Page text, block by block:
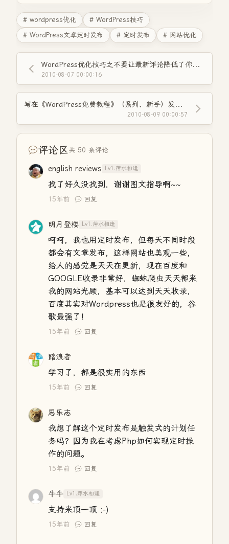
# wordpress优化
# WordPress技巧
# WordPress文章定时发布
# 定时发布 # 网站优化
WordPress优化技巧之不要让最新评论降低了你的权重
2010-08-07 00:00:16
写在《WordPress免费教程》（系列、新手）发布之前
2010-08-09 00:00:57
评论区共 50 条评论
english reviews Lv1.萍水相逢
找了好久没找到，谢谢图文指导啊~~
15年前 回复
明月登楼 Lv1.萍水相逢
呵呵，我也用定时发布，但每天不同时段
都会有文章发布，这样网站也美观一些，
给人的感觉是天天在更新，现在百度和
GOOGLE收录非常好，蜘蛛爬虫天天都来
我的网站光顾，基本可以达到天天收录，
百度其实对Wordpress也是很友好的，谷
歌最强了！
15年前 回复
踏浪者
学习了，都是很实用的东西
15年前 回复
思乐志
我想了解这个定时发布是触发式的计划任
务吗？因为我在考虑Php如何实现定时操
作的问题。
15年前 回复
牛牛 Lv1.萍水相逢
支持来顶一顶 ;-)
15年前 回复